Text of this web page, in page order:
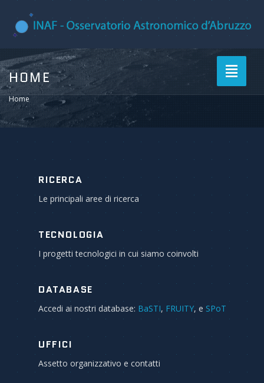
Toggle
HOME
Home
RICERCA
Le principali aree di ricerca
TECNOLOGIA
I progetti tecnologici in cui siamo coinvolti
DATABASE
Accedi ai nostri database: BaSTI, FRUITY, e SPoT
UFFICI
Assetto organizzativo e contatti